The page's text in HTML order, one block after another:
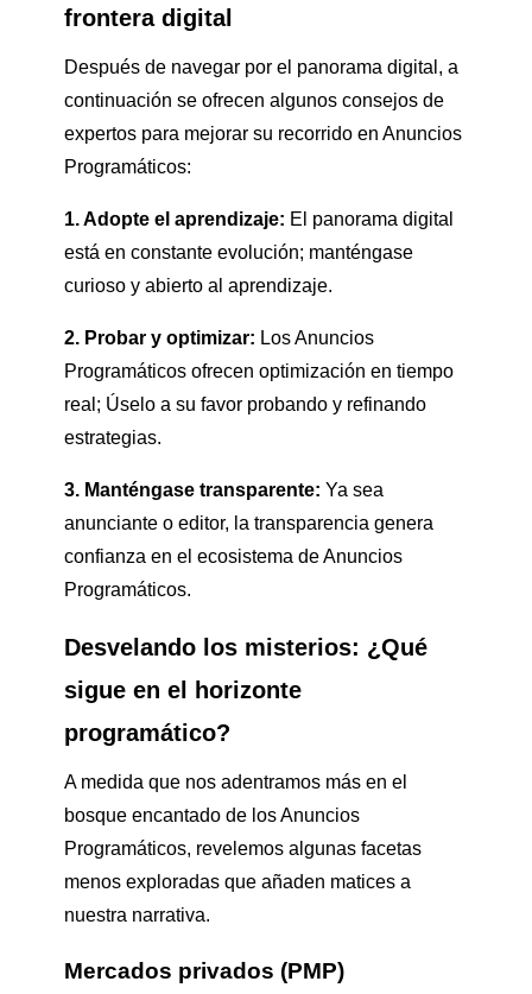
frontera digital
Después de navegar por el panorama digital, a
continuación se ofrecen algunos consejos de
expertos para mejorar su recorrido en Anuncios
Programáticos:
1. Adopte el aprendizaje: El panorama digital
está en constante evolución; manténgase
curioso y abierto al aprendizaje.
2. Probar y optimizar: Los Anuncios
Programáticos ofrecen optimización en tiempo
real; Úselo a su favor probando y refinando
estrategias.
3. Manténgase transparente: Ya sea
anunciante o editor, la transparencia genera
confianza en el ecosistema de Anuncios
Programáticos.
Desvelando los misterios: ¿Qué
sigue en el horizonte
programático?
A medida que nos adentramos más en el
bosque encantado de los Anuncios
Programáticos, revelemos algunas facetas
menos exploradas que añaden matices a
nuestra narrativa.
Mercados privados (PMP)